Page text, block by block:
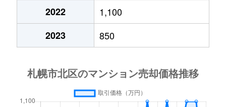
あいの里２条
550万円
あいの里２条
600万円
あいの里２条
あいの里教育大
あいの里３条
1,300万円 あいの里教育大
2022
1,100
2023
850